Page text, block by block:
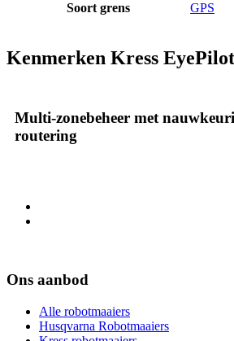
Soort grens GPS
Kenmerken Kress
Multi-zonebeheer met
routering
Ons aanbod
Alle robotmaaiers
Husqvarna Robotmaaiers